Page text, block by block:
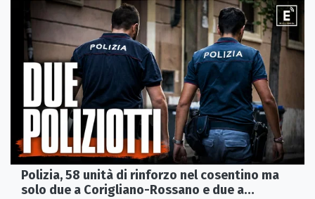
Polizia, 58 unità di rinforzo nel cosentino ma
solo due a Corigliano-Rossano e due a